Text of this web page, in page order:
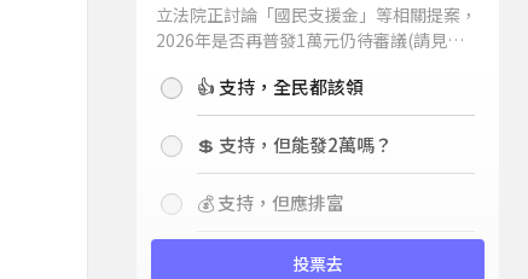
立法院正討論「國民支援金」等相關提案，
2026年是否再普發1萬元仍待審議(請見下
持嗎？👍 支持，全民都該領
💲 支持，但能發2萬嗎？
💰 支持，但應排富
投票去